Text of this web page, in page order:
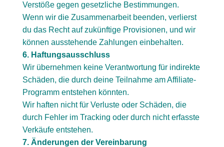
Verstöße gegen gesetzliche Bestimmungen.
Wenn wir die Zusammenarbeit beenden, verlierst
du das Recht auf zukünftige Provisionen, und wir
können ausstehende Zahlungen einbehalten.
6. Haftungsausschluss
Wir übernehmen keine Verantwortung für indirekte
Schäden, die durch deine Teilnahme am Affiliate-
Programm entstehen könnten.
Wir haften nicht für Verluste oder Schäden, die
durch Fehler im Tracking oder durch nicht erfasste
Verkäufe entstehen.
7. Änderungen der Vereinbarung